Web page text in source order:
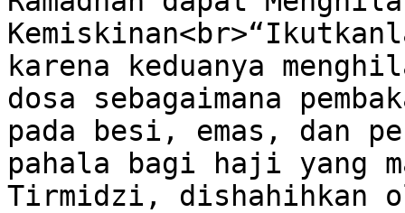
karena keduanya
dosa sebagaimana
pada besi, emas, dan
pahala bagi haji yang
Tirmidzi, dishahihkan